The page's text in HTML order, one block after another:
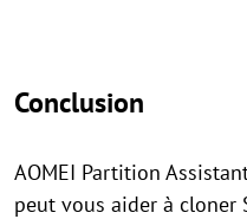
Conclusion
AOMEI Partition
peut vous aider à cloner